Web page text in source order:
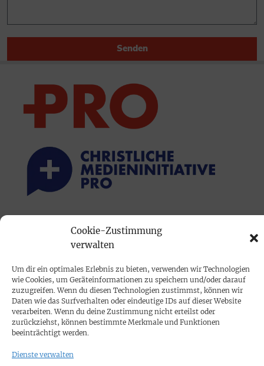
Cookie-Zustimmung
verwalten
Um dir ein optimales Erlebnis zu bieten, verwenden wir Technologien
wie Cookies, um Geräteinformationen zu speichern und/oder darauf
zuzugreifen. Wenn du diesen Technologien zustimmst, können wir
Daten wie das Surfverhalten oder eindeutige IDs auf dieser Website
verarbeiten. Wenn du deine Zustimmung nicht erteilst oder
zurückziehst, können bestimmte Merkmale und Funktionen
beeinträchtigt werden.
Dienste verwalten
Senden
PRINTAUSGABE
Mediadaten
PROKOMPAKT
Impressum
SPENDEN
Datenschutz